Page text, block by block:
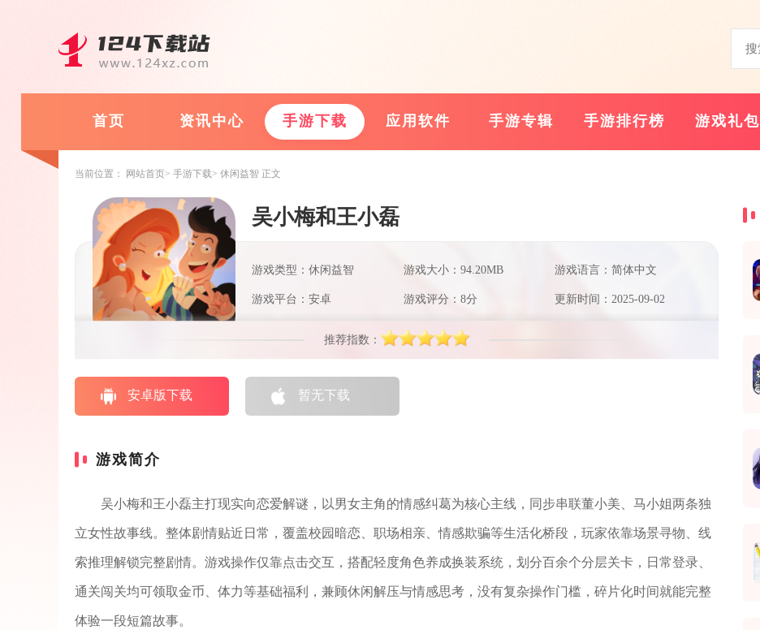
首页 资讯中心 手游下载 应用软件 手游专辑 手游排行榜 游戏礼包
当前位置： 网站首页 手游下载 休闲益智 正文
吴小梅和王小磊
游戏类型：休闲益智 游戏大小：94.20MB 游戏语言：简体中文
游戏平台：安卓 游戏评分：8分 更新时间：2025-09-02
推荐指数：
安卓版下载 暂无下载
游戏简介
吴小梅和王小磊主打现实向恋爱解谜，以男女主角的情感纠葛为核心主线，同步串联董小美、马小姐两条独
立女性故事线。整体剧情贴近日常，覆盖校园暗恋、职场相亲、情感欺骗等生活化桥段，玩家依靠场景寻物、线
索推理解锁完整剧情。游戏操作仅靠点击交互，搭配轻度角色养成换装系统，划分百余个分层关卡，日常登录、
通关闯关均可领取金币、体力等基础福利，兼顾休闲解压与情感思考，没有复杂操作门槛，碎片化时间就能完整
体验一段短篇故事。